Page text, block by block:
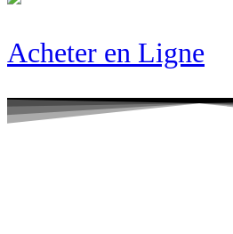
Acheter en Ligne